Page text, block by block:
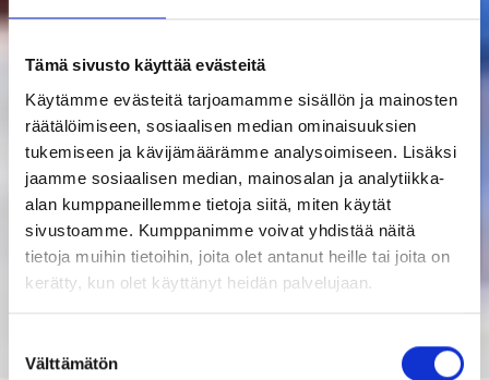
Tämä sivusto käyttää evästeitä
Käytämme evästeitä tarjoamamme sisällön ja mainosten
räätälöimiseen, sosiaalisen median ominaisuuksien
tukemiseen ja kävijämäärämme analysoimiseen. Lisäksi
jaamme sosiaalisen median, mainosalan ja analytiikka-
alan kumppaneillemme tietoja siitä, miten käytät
sivustoamme. Kumppanimme voivat yhdistää näitä
tietoja muihin tietoihin, joita olet antanut heille tai joita on
kerätty, kun olet käyttänyt heidän palvelujaan.
valinta
Välttämätön